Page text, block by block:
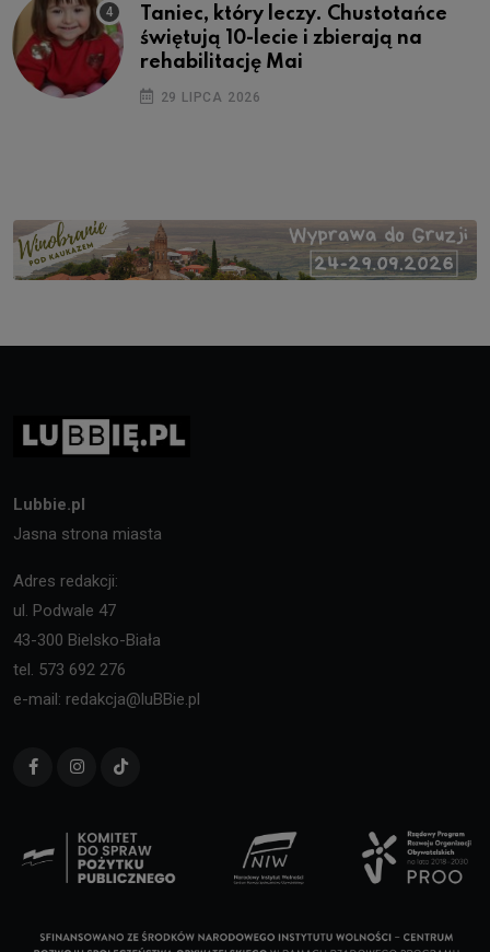
Taniec, który leczy. Chustotańce
świętują 10-lecie i zbierają na
rehabilitację Mai
29 LIPCA 2026
Lubbie.pl
Jasna strona miasta
Adres redakcji:
ul. Podwale 47
43-300 Bielsko-Biała
tel. 573 692 276
e-mail: redakcja@luBBie.pl